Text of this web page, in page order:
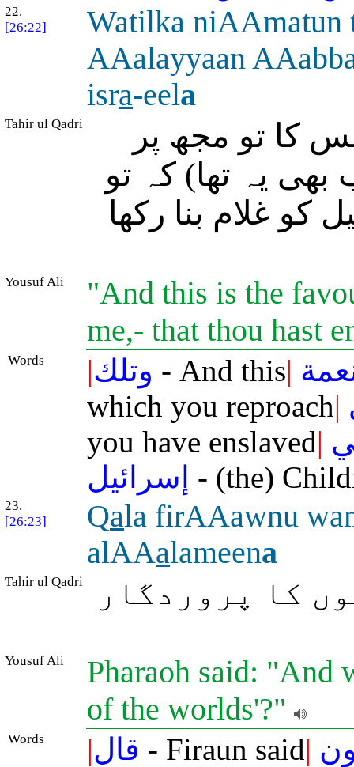
22.
[26:22]
Watilka niAAmatun
AAalayyaan
isra-eela
Tahir ul Qadri
کا تو مجھ پر
یہ تھا) کہ تو
کو غلام بنا رکھا
Yousuf Ali
"And this is the
me,- that thou hast
Words |وتلك - And this|
which you reproach|
you have enslaved|
إسرائيل - (the)
23.
[26:23]
Qala firAAawnu
alAAalameena
Tahir ul Qadri کا پروردگار
Yousuf Ali
Pharaoh said: "And
of the worlds'?"
Words |قال - Firaun said|